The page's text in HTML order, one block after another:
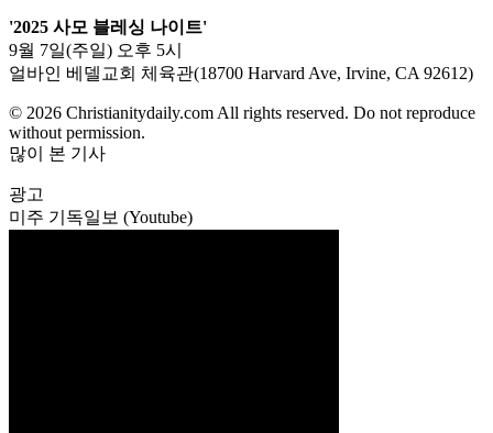
'2025 사모 블레싱 나이트'
9월 7일(주일) 오후 5시
얼바인 베델교회 체육관(18700 Harvard Ave, Irvine, CA 92612)
© 2026 Christianitydaily.com All rights reserved. Do not reproduce
without permission.
많이 본 기사
광고
미주 기독일보 (Youtube)